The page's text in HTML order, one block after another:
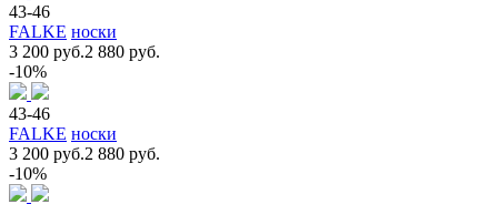
43-46
FALKE носки
3 200 руб.2 880 руб.
-10%
43-46
FALKE носки
3 200 руб.2 880 руб.
-10%